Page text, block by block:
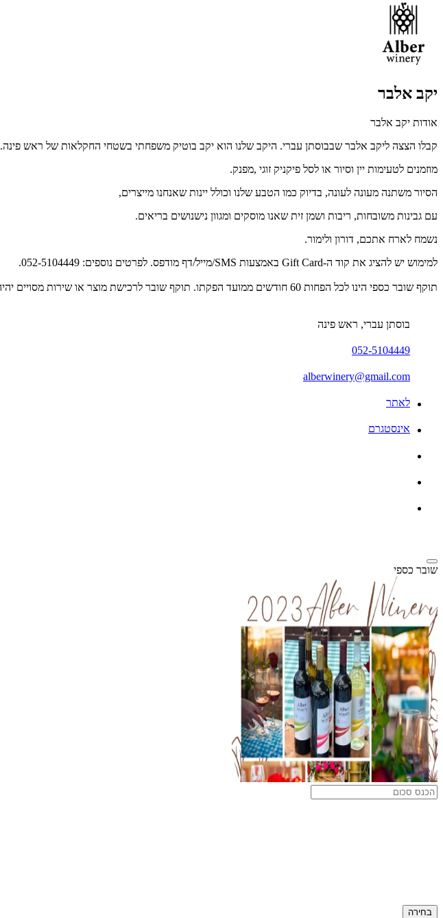
יקב אלבר
אודות יקב אלבר
קבלו הצצה ליקב אלבר שבבוסתן עברי. היקב שלנו הוא יקב בוטיק משפחתי בשטחי החקלאות של ראש פינה.
מוזמנים לטעימות יין וסיור או לסל פיקניק זוגי ,מפנק.
הסיור משתנה מעונה לעונה, בדיוק כמו הטבע שלנו וכולל יינות שאנחנו מייצרים,
עם גבינות משובחות, ריבות ושמן זית שאנו מוסקים ומגוון נישנושים בריאים.
נשמח לארח אתכם, דורון ולימור.
למימוש יש להציג את קוד ה-Gift Card באמצעות SMS/מייל/דף מודפס. לפרטים נוספים: 052-5104449.
תוקף שובר כספי הינו לכל הפחות 60 חודשים ממועד הפקתו. תוקף שובר לרכישת מוצר או שירות מסויים יהיה לכל הפחות 24 חודשים ממועד הפקתו
בוסתן עברי, ראש פינה
052-5104449
alberwinery@gmail.com
לאתר
אינסטגרם
שובר כספי
בחירה